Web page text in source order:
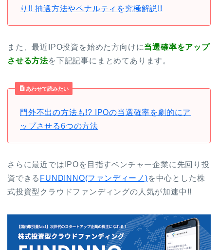
り!! 抽選方法やペナルティを究極解説!!
また、最近IPO投資を始めた方向けに当選確率をアップ
させる方法を下記記事にまとめてあります。
あわせて読みたい
門外不出の方法も!? IPOの当選確率を劇的にア
ップさせる6つの方法
さらに最近ではIPOを目指すベンチャー企業に先回り投
資できる FUNDINNO(ファンディーノ)を中心とした株
式投資型クラウドファンディングの人気が加速中!!